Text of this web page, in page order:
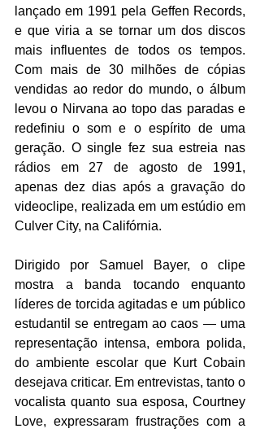
lançado em 1991 pela Geffen Records,
e que viria a se tornar um dos discos
mais influentes de todos os tempos.
Com mais de 30 milhões de cópias
vendidas ao redor do mundo, o álbum
levou o Nirvana ao topo das paradas e
redefiniu o som e o espírito de uma
geração. O single fez sua estreia nas
rádios em 27 de agosto de 1991,
apenas dez dias após a gravação do
videoclipe, realizada em um estúdio em
Culver City, na Califórnia.
Dirigido por Samuel Bayer, o clipe
mostra a banda tocando enquanto
líderes de torcida agitadas e um público
estudantil se entregam ao caos — uma
representação intensa, embora polida,
do ambiente escolar que Kurt Cobain
desejava criticar. Em entrevistas, tanto o
vocalista quanto sua esposa, Courtney
Love, expressaram frustrações com a